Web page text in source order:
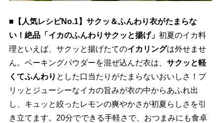
■【人気レシピNo.1】サクッ＆ふんわり衣がたまらな
い！絶品「イカのふんわりサクッと揚げ」 初夏のイカ料
理といえば、サクッと揚げたてのイカリングは外せませ
ん。ベーキングパウダーを混ぜ込んだ衣は、 サクッと軽
くてふんわり とした口当たりがたまらないおいしさ！プ
リッとジューシーなイカの旨みが衣の中からあふれ出
し、キュッと絞ったレモンの爽やかさが初夏らしさを引
き立てます。20分でできる手軽さで、おつまみにも食卓